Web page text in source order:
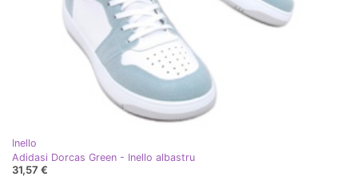
Inello
Adidasi Dorcas Green - Inello albastru
31,57 €